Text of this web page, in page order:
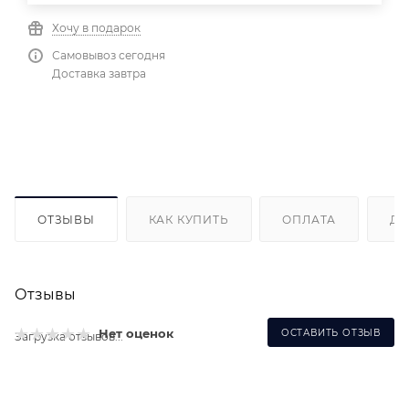
Хочу в подарок
Самовывоз сегодня
Доставка завтра
ОТЗЫВЫ КАК КУПИТЬ ОПЛАТА
Отзывы
Нет оценок ОСТАВИТЬ ОТЗЫВ
Загрузка отзывов...